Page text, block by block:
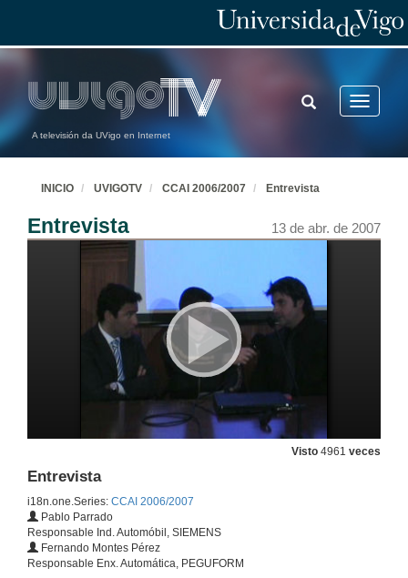
A televisión da UVigo en Internet
Toggle
TOGGLE
SEARCH
INICIO UVIGOTV CCAI 2006/2007 Entrevista
Entrevista 13 de abr. de 2007
Visto 4961 veces
Entrevista
i18n.one.Series: CCAI 2006/2007
Pablo Parrado
Responsable Ind. Automóbil, SIEMENS
Fernando Montes Pérez
Responsable Enx. Automática, PEGUFORM